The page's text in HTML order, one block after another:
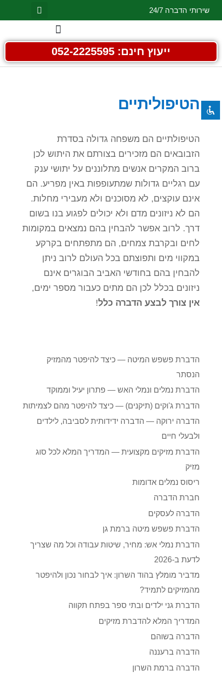
visibility_off השבת את ההבזקים
title סמן כותרות
zoom_out זום (הקטנה)
remove_circle_outline
add_circle_outline הגדלת גופן
spellcheck גופן קריא
brightness_high ניגודיות בהירה
brightness_low ניגודיות כהה
format_underlined הוסף קו תחתון לקישורים
font_download סמן קישורים
לאפס
כל
cached
שירותי הדברה 24/7
ייעוץ חינם: 052-2225595
הטיפוליתיים
הטיפולתיים הם משפחה גדולה בסדרת
הזבובאים הם מזכירים בצורתם את היתוש לכן
ברוב המקרים אנשים מתלוננים על יתושי ענק
עם רגליים גדולות שמתעופפות באין מפריע. הם
אינם עוקצים, לא מסוכנים ולא מעבירי מחלות.
הם לא ניזונים מדם ולא יכולים לפגוע בנו בשום
דרך. לרוב אפשר להבחין בהם נמצאים במקומות
לחים ובקרבת צמחים, הם מתפתחים בקרקע
במקווי מים ותפוצתם בכל העולם לרוב ניתן
להבחין בהם בחודשי האביב הבוגרים אינם
ניזונים בכלל לכן הם מתים כעבור מספר ימים,
אין צורך לבצע הדברה כלל!
הדברת פשפש המיטה — כיצד להיפטר מהמזיק
הנסתר
הדברת נמלים ונמלי האש — פתרון יעיל וממוקד
הדברת ג'וקים (תיקנים) — כיצד להיפטר מהם לצמיתות
הדברה ירוקה — הדברה ידידותית לסביבה, לילדים
ולבעלי חיים
הדברת מזיקים מקצועית — המדריך המלא לכל סוג
מזיק
ריסוס נמלים אדומות
חברת הדברה
הדברה לעסקים
הדברת פשפש מיטה ברמת גן
הדברת נמלי אש: מחיר, שיטות עבודה וכל מה שצריך
לדעת ב-2026
מדביר מומלץ בהוד השרון: איך לבחור נכון ולהיפטר
מהמזיקים לתמיד?
הדברת גני ילדים ובתי ספר בפתח תקווה
המדריך המלא להדברת מזיקים
הדברה בשוהם
הדברה ברעננה
הדברה ברמת השרון